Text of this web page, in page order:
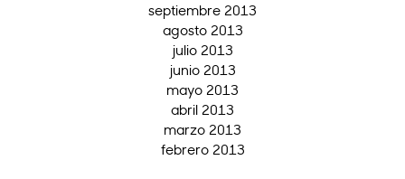
septiembre 2013
agosto 2013
julio 2013
junio 2013
mayo 2013
abril 2013
marzo 2013
febrero 2013